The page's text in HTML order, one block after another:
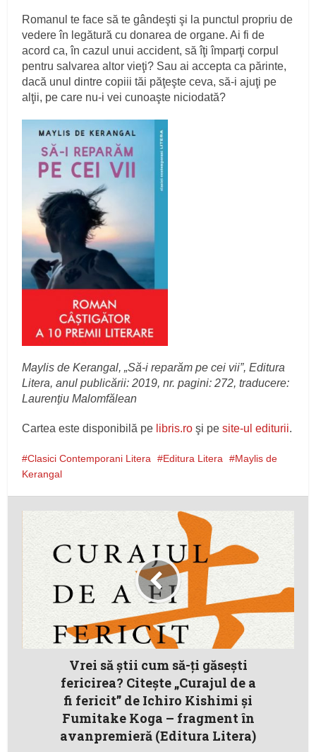
Romanul te face să te gândeşti şi la punctul propriu de
vedere în legătură cu donarea de organe. Ai fi de
acord ca, în cazul unui accident, să îţi împarţi corpul
pentru salvarea altor vieţi? Sau ai accepta ca părinte,
dacă unul dintre copiii tăi păţeşte ceva, să-i ajuţi pe
alţii, pe care nu-i vei cunoaşte niciodată?
Maylis de Kerangal, „Să-i reparăm pe cei vii”, Editura
Litera, anul publicării: 2019, nr. pagini: 272, traducere:
Laurenţiu Malomfălean
Cartea este disponibilă pe libris.ro şi pesite-ul editurii.
Clasici Contemporani Litera Editura Litera
Maylis de
Kerangal
Vrei să ştii cum să-ţi găseşti
fericirea? Citeşte „Curajul de a
fi fericit” de Ichiro Kishimi şi
Fumitake Koga – fragment în
avanpremieră (Editura Litera)